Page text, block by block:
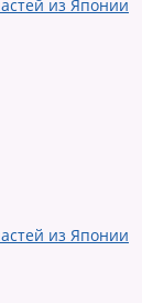
из Японии
из Японии